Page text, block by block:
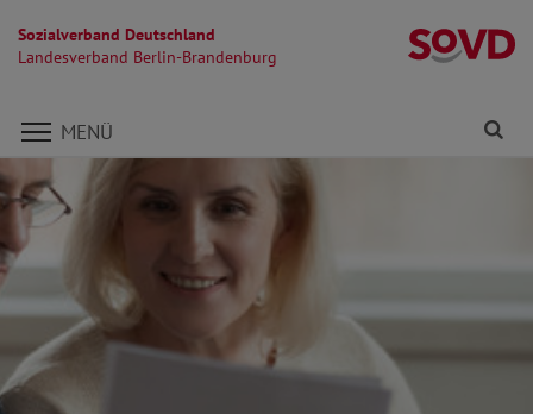
Sozialverband Deutschland
Landesverband Berlin-Brandenburg
Direkt zu den Inhalten springen
MENÜ